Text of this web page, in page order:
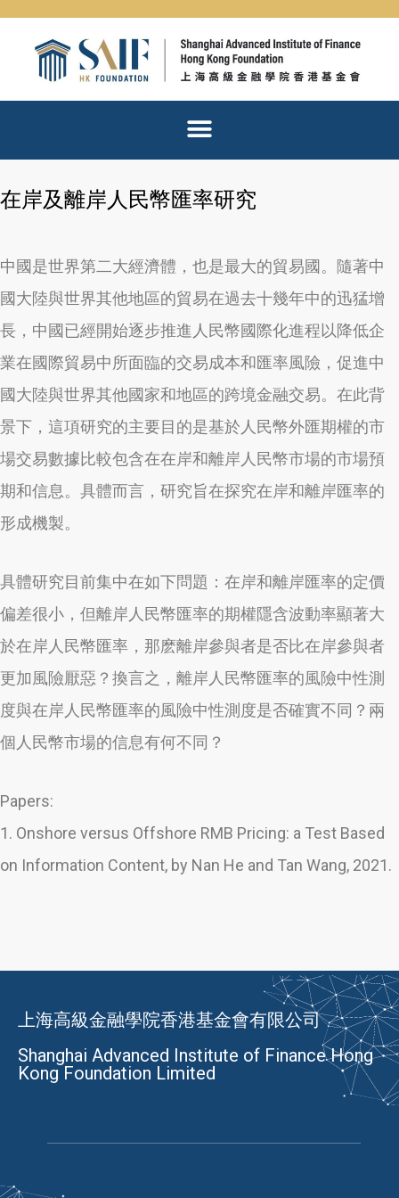
Skip
在岸及離岸人民幣匯率研究
中國是世界第二大經濟體，也是最大的貿易國。隨著中
國大陸與世界其他地區的貿易在過去十幾年中的迅猛增
長，中國已經開始逐步推進人民幣國際化進程以降低企
業在國際貿易中所面臨的交易成本和匯率風險，促進中
國大陸與世界其他國家和地區的跨境金融交易。在此背
景下，這項研究的主要目的是基於人民幣外匯期權的市
場交易數據比較包含在在岸和離岸人民幣市場的市場預
期和信息。具體而言，研究旨在探究在岸和離岸匯率的
形成機製。
具體研究目前集中在如下問題：在岸和離岸匯率的定價
偏差很小，但離岸人民幣匯率的期權隱含波動率顯著大
於在岸人民幣匯率，那麽離岸參與者是否比在岸參與者
更加風險厭惡？換言之，離岸人民幣匯率的風險中性測
度與在岸人民幣匯率的風險中性測度是否確實不同？兩
個人民幣市場的信息有何不同？
Papers:
1. Onshore versus Offshore RMB Pricing: a Test Based
on Information Content, by Nan He and Tan Wang, 2021.
上海高級金融學院香港基金會有限公司
Shanghai Advanced Institute of Finance Hong
Kong Foundation Limited